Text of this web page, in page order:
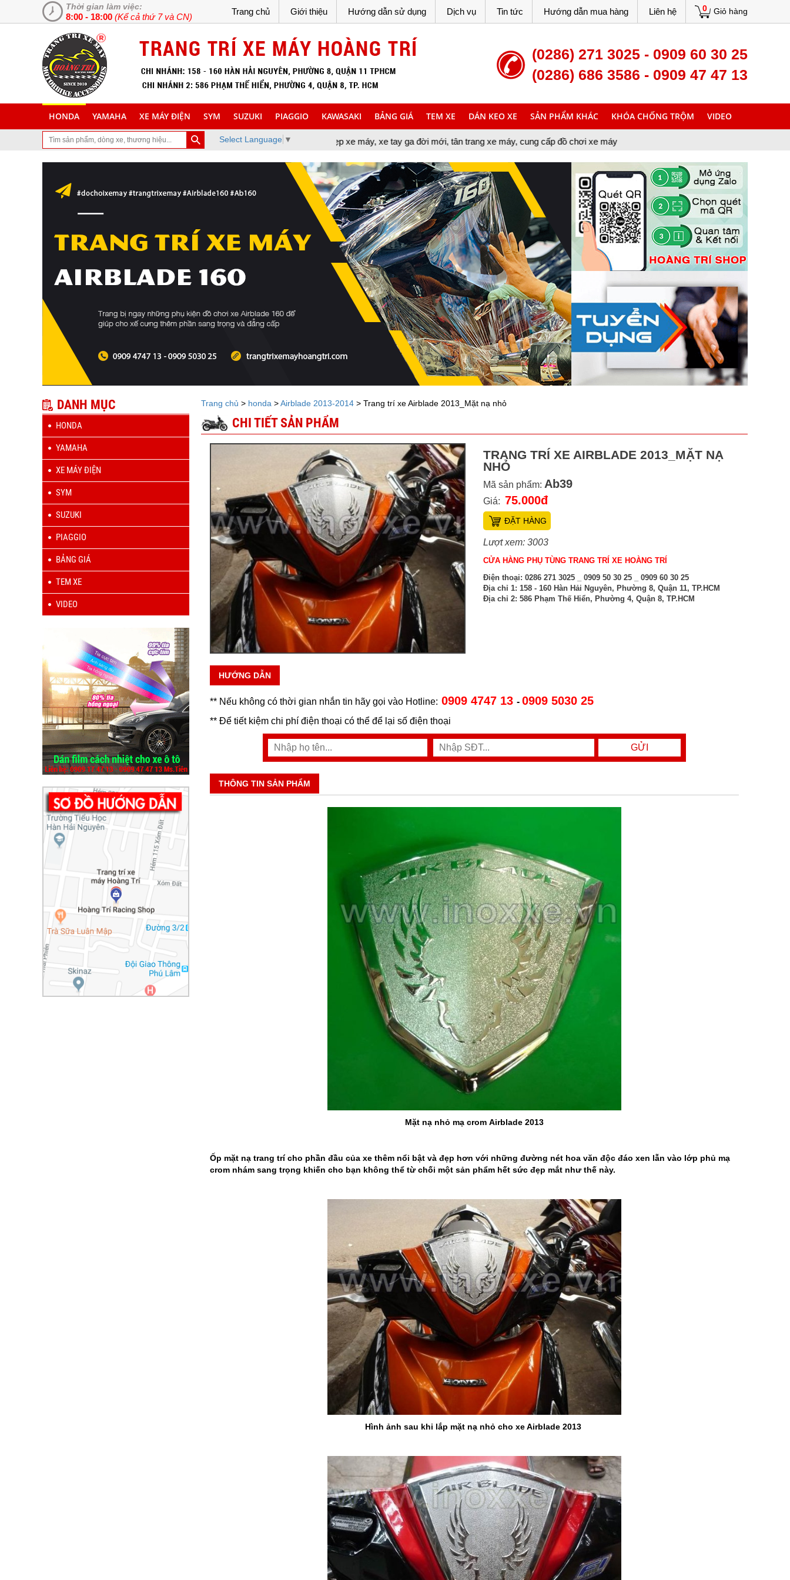
Thời gian làm việc:
8:00 - 18:00 (Kể cả thứ 7 và CN)
0 Giỏ hàng
Trang chủ Giới thiệu Hướng dẫn sử dụng Dịch vụ Tin tức Hướng dẫn mua hàng Liên hệ
(0286) 271 3025 - 0909 60 30 25
(0286) 686 3586 - 0909 47 47 13
HONDA YAMAHA XE MÁY ĐIỆN SYM SUZUKI PIAGGIO KAWASAKI BẢNG GIÁ TEM XE DÁN KEO XE SẢN PHẨM KHÁC KHÓA CHỐNG TRỘM VIDEO
Select Language ▼
trang Web chuyên cung cấp và lắp đặt phụ tùng inox trang trí làm đẹp xe máy, xe tay ga đời mới, tân trang xe máy, cung cấp đồ chơi xe máy
DANH MỤC
HONDA
YAMAHA
XE MÁY ĐIỆN
SYM
SUZUKI
PIAGGIO
BẢNG GIÁ
TEM XE
VIDEO
Trang chủ > honda >Airblade 2013-2014> Trang trí xe Airblade 2013_Mặt nạ nhỏ
CHI TIẾT SẢN PHẨM
TRANG TRÍ XE AIRBLADE 2013_MẶT NẠ
NHỎ
Mã sản phẩm: Ab39
Giá: 75.000đ
ĐẶT HÀNG
Lượt xem: 3003
CỬA HÀNG PHỤ TÙNG TRANG TRÍ XE HOÀNG TRÍ
Điện thoại: 0286 271 3025 _ 0909 50 30 25 _ 0909 60 30 25
Địa chỉ 1: 158 - 160 Hàn Hải Nguyên, Phường 8, Quận 11, TP.HCM
Địa chỉ 2: 586 Phạm Thế Hiển, Phường 4, Quận 8, TP.HCM
HƯỚNG DẪN
** Nếu không có thời gian nhắn tin hãy gọi vào Hotline: 0909 4747 13 - 0909 5030 25
** Để tiết kiệm chi phí điện thoại có thể để lại số điện thoại
THÔNG TIN SẢN PHẨM
Mặt nạ nhỏ mạ crom Airblade 2013
Ốp mặt nạ trang trí cho phần đầu của xe thêm nổi bật và đẹp hơn với những đường nét hoa văn độc đáo xen lẫn vào lớp phủ mạ
crom nhám sang trọng khiến cho bạn không thể từ chối một sản phẩm hết sức đẹp mắt như thế này.
Hình ảnh sau khi lắp mặt nạ nhỏ cho xe Airblade 2013